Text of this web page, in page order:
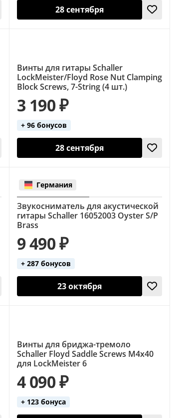
28 сентября
Винты для гитары Schaller
LockMeister/Floyd Rose Nut Clamping
Block Screws, 7-String (4 шт.)
3 190 ₽
+ 96 бонусов
28 сентября
Звукосниматель для акустической
гитары Schaller 16052003 Oyster S/P
Brass
Германия
9 490 ₽
+ 287 бонусов
23 октября
Винты для бриджа-тремоло
Schaller Floyd Saddle Screws M4x40
для LockMeister 6
4 090 ₽
+ 123 бонуса